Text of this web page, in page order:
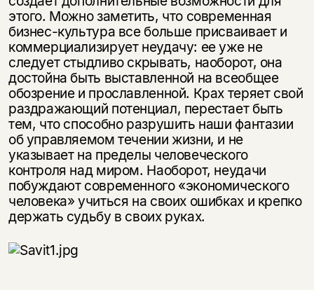
этого. Можно заметить, что современная
бизнес-культура все больше присваивает и
коммерциализирует неудачу: ее уже не
следует стыдливо скрывать, наоборот, она
достойна быть выставленной на всеобщее
обозрение и прославленной. Крах теряет свой
раздражающий потенциал, перестает быть
тем, что способно разрушить наши фантазии
об управляемом течении жизни, и не
указывает на пределы человеческого
контроля над миром. Наоборот, неудачи
побуждают современного «экономического
человека» учиться на своих ошибках и крепко
держать судьбу в своих руках.